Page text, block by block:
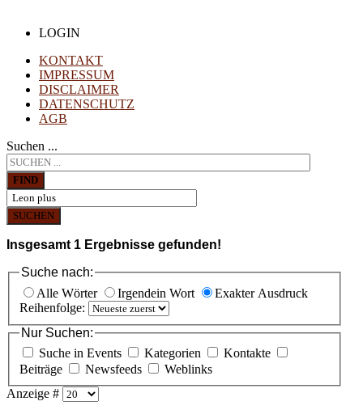
LOGIN
KONTAKT
IMPRESSUM
DISCLAIMER
DATENSCHUTZ
AGB
Suchen ...
FIND
SUCHEN
Insgesamt 1 Ergebnisse gefunden!
Suche nach:
Alle Wörter
Irgendein Wort
Exakter Ausdruck
Reihenfolge:
Nur Suchen:
Suche in Events
Kategorien
Kontakte
Beiträge
Newsfeeds
Weblinks
Anzeige #